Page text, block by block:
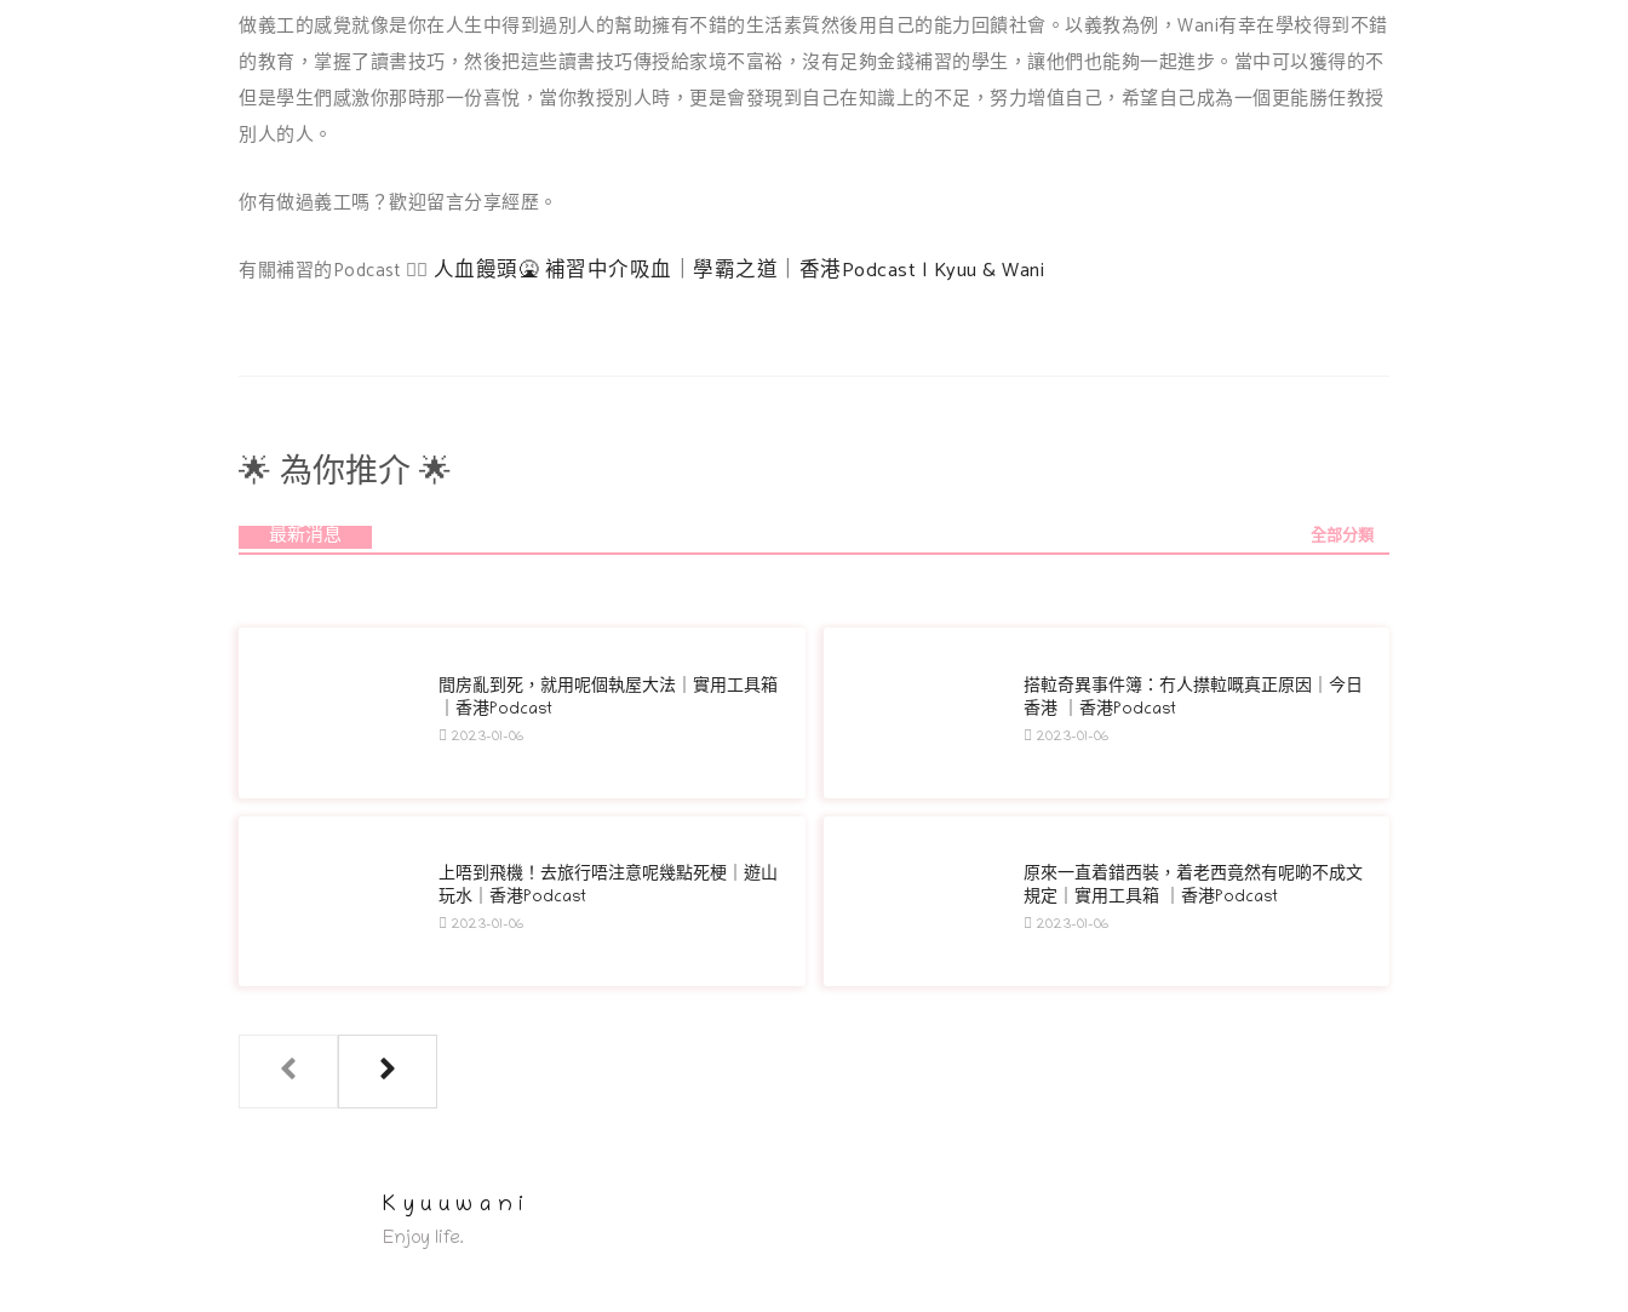
做義工的感覺就像是你在人生中得到過別人的幫助擁有不錯的生活素質然後用自己的能力回饋社會。以義教為例，Wani有幸在學校得到不錯
的教育，掌握了讀書技巧，然後把這些讀書技巧傳授給家境不富裕，沒有足夠金錢補習的學生，讓他們也能夠一起進步。當中可以獲得的不
但是學生們感激你那時那一份喜悅，當你教授別人時，更是會發現到自己在知識上的不足，努力增值自己，希望自己成為一個更能勝任教授
別人的人。
你有做過義工嗎？歡迎留言分享經歷。
有關補習的Podcast 👉🏻 人血饅頭🤮 補習中介吸血｜學霸之道｜香港Podcast | Kyuu & Wani
🌟 為你推介 🌟
最新消息 全部分類
間房亂到死，就用呢個執屋大法｜實用工具箱
｜香港Podcast
2023-01-06
搭𨋢奇異事件簿：冇人㩒𨋢嘅真正原因｜今日
香港 ｜香港Podcast
2023-01-06
上唔到飛機！去旅行唔注意呢幾點死梗｜遊山
玩水｜香港Podcast
2023-01-06
原來一直着錯西裝，着老西竟然有呢啲不成文
規定｜實用工具箱 ｜香港Podcast
2023-01-06
Kyuuwani
Enjoy life.